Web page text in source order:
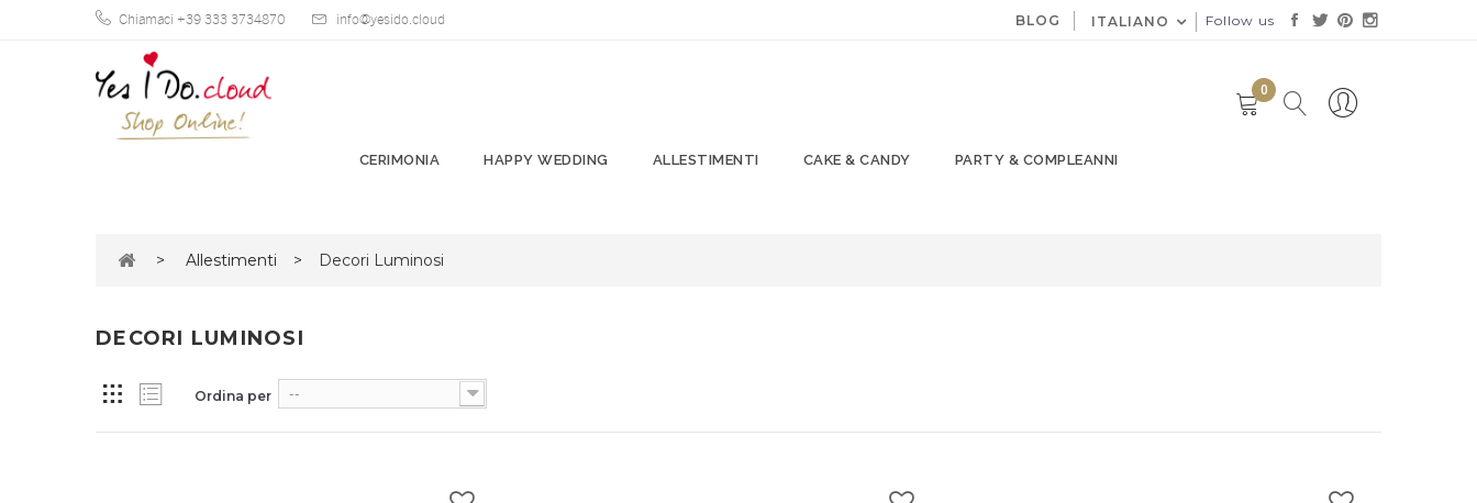
Chiamaci +39 333 3734870 info@yesido.cloud ITALIANO Follow us
BLOG
0
CERIMONIA HAPPY WEDDING ALLESTIMENTI CAKE & CANDY PARTY & COMPLEANNI
> Allestimenti > Decori Luminosi
DECORI LUMINOSI
Ordina per --